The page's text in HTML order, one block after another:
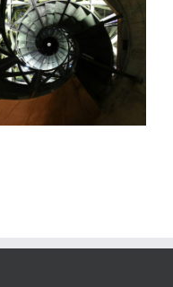
Abords Oxygen